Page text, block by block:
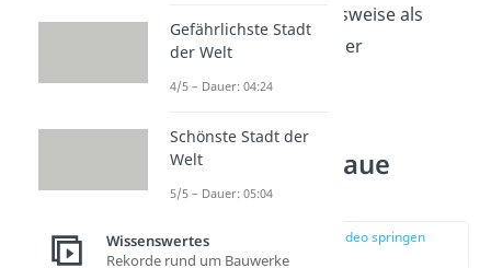
Berufen tätig, beispielsweise als
Stripper, Türsteher oder
Nacktmodell.
Berühmte schlaue
Personen
zur Stelle im Video springen
(04:45)
Gefährlichste Stadt
der Welt
4/5 – Dauer: 04:24
Schönste Stadt der
Welt
5/5 – Dauer: 05:04
Wissenswertes
Rekorde rund um Bauwerke